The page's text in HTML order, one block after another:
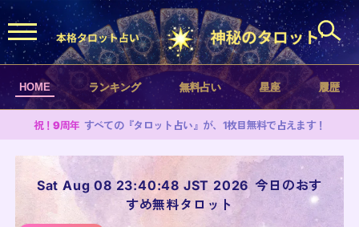
HOME ランキング 無料占い 星座 履歴
祝！9周年 すべての『タロット占い』が、1枚目無料で占えます！
Sat Aug 08 23:40:48 JST 2026 今日のおす
すめ無料タロット